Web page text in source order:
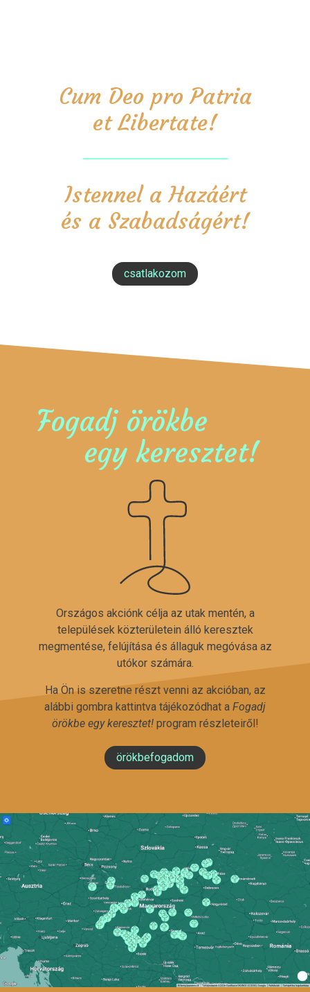
Cum Deo pro Patria
et Libertate!
Istennel a Hazáért
és a Szabadságért!
csatlakozom
Fogadj örökbe
egy keresztet!
Országos akciónk célja az utak mentén, a
települések közterületein álló keresztek
megmentése, felújítása és állaguk megóvása az
utókor számára.
Ha Ön is szeretne részt venni az akcióban, az
alábbi gombra kattintva tájékozódhat a Fogadj
örökbe egy keresztet!program részleteiről!
örökbefogadom